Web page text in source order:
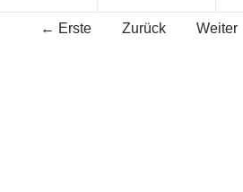
← Erste Zurück Weiter